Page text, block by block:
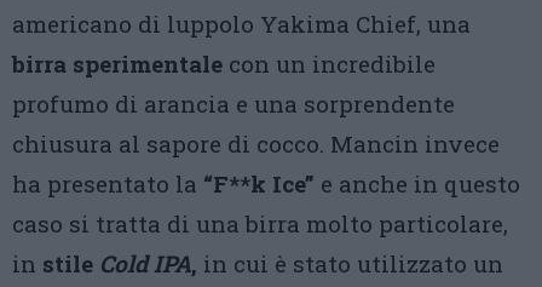
americano di luppolo Yakima Chief, una
birra sperimentale con un incredibile
profumo di arancia e una sorprendente
chiusura al sapore di cocco. Mancin invece
ha presentato la “F**k Ice” e anche in questo
caso si tratta di una birra molto particolare,
in stile Cold IPA, in cui è stato utilizzato un